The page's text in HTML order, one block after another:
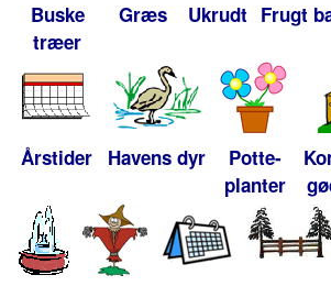
Buske
træer
Græs Ukrudt Frugt
Årstider Havens dyr
Potte-
planter